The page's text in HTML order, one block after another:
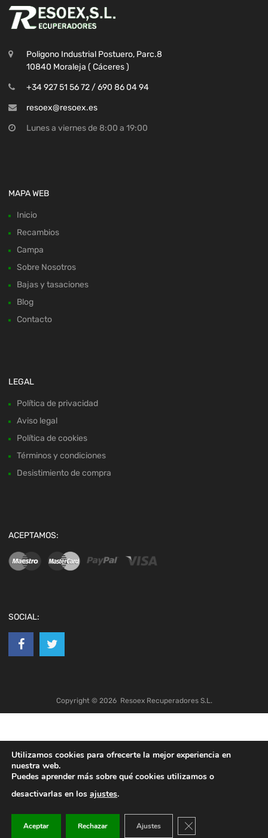
Poligono Industrial Postuero, Parc.8
10840 Moraleja ( Cáceres )
+34 927 51 56 72 / 690 86 04 94
resoex@resoex.es
Lunes a viernes de 8:00 a 19:00
MAPA WEB
Inicio
Recambios
Campa
Sobre Nosotros
Bajas y tasaciones
Blog
Contacto
LEGAL
Política de privacidad
Aviso legal
Política de cookies
Términos y condiciones
Desistimiento de compra
ACEPTAMOS:
SOCIAL:
Copyright © 2026 Resoex Recuperadores S.L.
Utilizamos cookies para ofrecerte la mejor experiencia en
nuestra web.
Puedes aprender más sobre qué cookies utilizamos o
desactivarlas en los ajustes.
Aceptar Rechazar Ajustes Cerrar el banner de